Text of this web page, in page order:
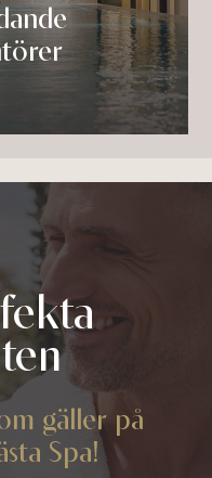
gäller på
Spa!